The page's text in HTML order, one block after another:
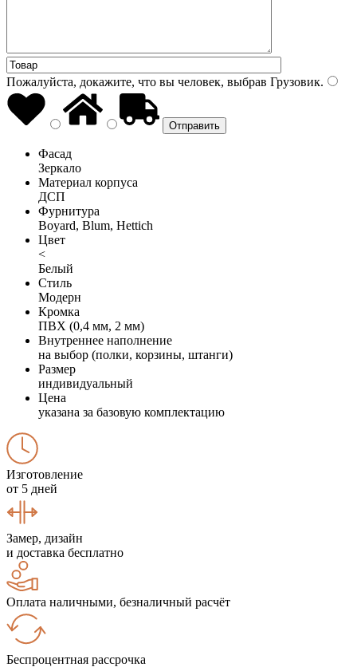
Пожалуйста, докажите, что вы человек, выбрав Грузовик.
Фасад
Зеркало
Материал корпуса
ДСП
Фурнитура
Boyard, Blum, Hettich
Цвет
<
Белый
Стиль
Модерн
Кромка
ПВХ (0,4 мм, 2 мм)
Внутреннее наполнение
на выбор (полки, корзины, штанги)
Размер
индивидуальный
Цена
указана за базовую комплектацию
Изготовление
от 5 дней
Замер, дизайн
и доставка бесплатно
Оплата наличными, безналичный расчёт
Беспроцентная рассрочка